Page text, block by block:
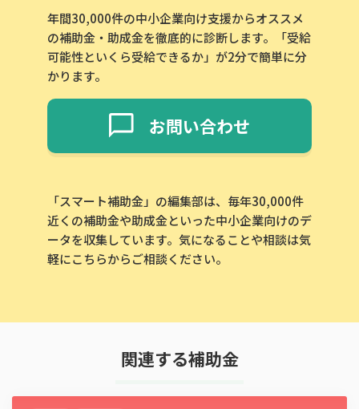
年間30,000件の中小企業向け支援からオススメ
の補助金・助成金を徹底的に診断します。「受給
可能性といくら受給できるか」が2分で簡単に分
かります。
お問い合わせ
「スマート補助金」の編集部は、毎年30,000件
近くの補助金や助成金といった中小企業向けのデ
ータを収集しています。気になることや相談は気
軽にこちらからご相談ください。
関連する補助金